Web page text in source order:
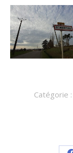
Catégorie :